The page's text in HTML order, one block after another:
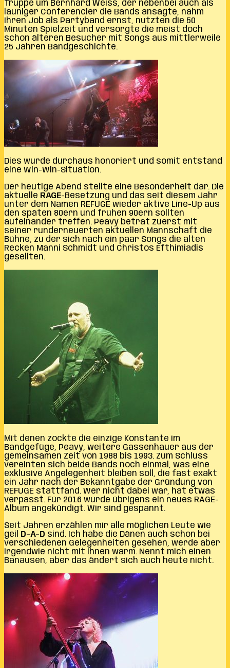
Truppe um Bernhard Weiss, der nebenbei auch als
launiger Conferencier die Bands ansagte, nahm
ihren Job als Partyband ernst, nutzten die 50
Minuten Spielzeit und versorgte die meist doch
schon älteren Besucher mit Songs aus mittlerweile
25 Jahren Bandgeschichte.
Dies wurde durchaus honoriert und somit entstand
eine Win-Win-Situation.
Der heutige Abend stellte eine Besonderheit dar. Die
aktuelle RAGE-Besetzung und das seit diesem Jahr
unter dem Namen REFUGE wieder aktive Line-Up aus
den späten 80ern und frühen 90ern sollten
aufeinander treffen. Peavy betrat zuerst mit
seiner runderneuerten aktuellen Mannschaft die
Bühne, zu der sich nach ein paar Songs die alten
Recken Manni Schmidt und Christos Efthimiadis
gesellten.
Mit denen zockte die einzige Konstante im
Bandgefüge, Peavy, weitere Gassenhauer aus der
gemeinsamen Zeit von 1988 bis 1993. Zum Schluss
vereinten sich beide Bands noch einmal, was eine
exklusive Angelegenheit bleiben soll, die fast exakt
ein Jahr nach der Bekanntgabe der Gründung von
REFUGE stattfand. Wer nicht dabei war, hat etwas
verpasst. Für 2016 wurde übrigens ein neues RAGE-
Album angekündigt. Wir sind gespannt.
Seit Jahren erzählen mir alle möglichen Leute wie
geil
D-A-D sind. Ich habe die Dänen auch schon bei
verschiedenen Gelegenheiten gesehen, werde aber
irgendwie nicht mit ihnen warm. Nennt mich einen
Banausen, aber das ändert sich auch heute nicht.